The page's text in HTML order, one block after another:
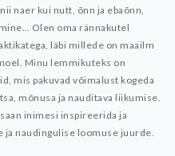
naer kui nutt, õnn ja ebaõnn,
Olen oma rännakutel
läbi millede on maailm
Minu lemmikuteks on
mis pakuvad võimalust kogeda
mõnusa ja nauditava liikumise.
inimesi inspireerida ja
ja naudingulise loomuse juurde.